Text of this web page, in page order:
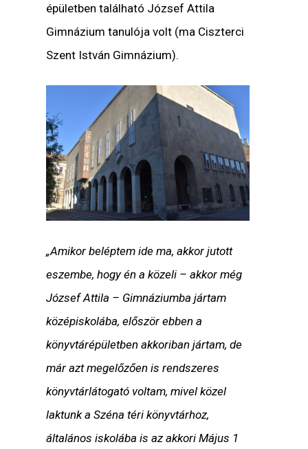
épületben található József Attila
Gimnázium tanulója volt (ma Ciszterci
Szent István Gimnázium).
„Amikor beléptem ide ma, akkor jutott
eszembe, hogy én a közeli – akkor még
József Attila – Gimnáziumba jártam
középiskolába, először ebben a
könyvtárépületben akkoriban jártam, de
már azt megelőzően is rendszeres
könyvtárlátogató voltam, mivel közel
laktunk a Széna téri könyvtárhoz,
általános iskolába is az akkori Május 1